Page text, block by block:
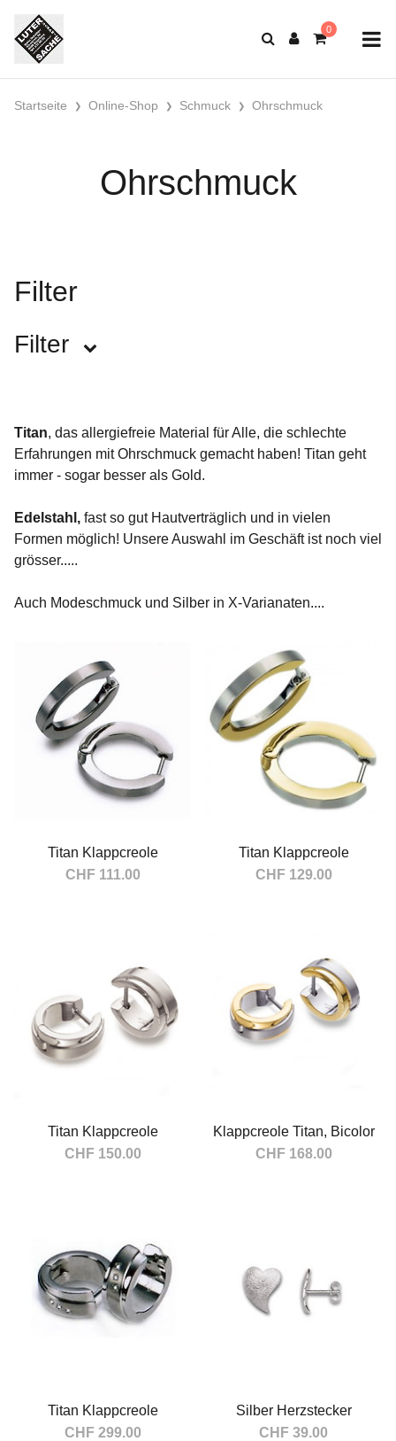
Startseite Online-Shop Schmuck Ohrschmuck
Ohrschmuck
Filter
Filter
Boccia 46
Titan, das allergiefreie Material für Alle, die schlechte
Erfahrungen mit Ohrschmuck gemacht haben! Titan geht
immer - sogar besser als Gold.
Edelstahl, fast so gut Hautverträglich und in vielen
Formen möglich! Unsere Auswahl im Geschäft ist noch viel
grösser.....
Auch Modeschmuck und Silber in X-Varianaten....
Titan Klappcreole
CHF 111.00
Titan Klappcreole
CHF 129.00
Titan Klappcreole
CHF 150.00
Klappcreole Titan, Bicolor
CHF 168.00
Titan Klappcreole
CHF 299.00
Silber Herzstecker
CHF 39.00